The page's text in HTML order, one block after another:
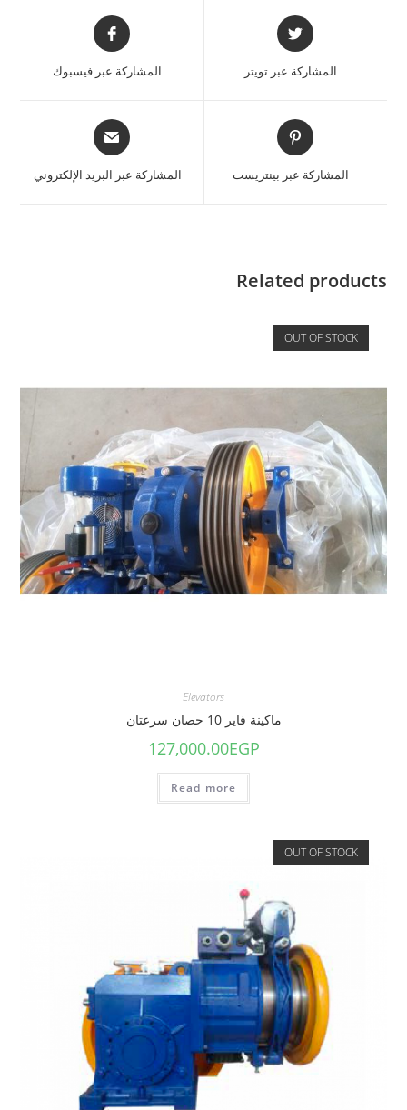
المشاركة عبر تويتر المشاركة عبر فيسبوك
المشاركة عبر بينتريست المشاركة عبر البريد الإلكتروني
Related products
OUT OF STOCK
Elevators
ماكينة فاير 10 حصان سرعتان
127,000.00EGP
Read more
OUT OF STOCK